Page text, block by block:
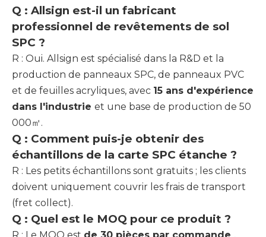
Q : Allsign est-il un fabricant
professionnel de revêtements de sol
SPC ?
R : Oui. Allsign est spécialisé dans la R&D et la
production de panneaux SPC, de panneaux PVC
et de feuilles acryliques, avec 15 ans d'expérience
dans l'industrie et une base de production de 50
000㎡.
Q : Comment puis-je obtenir des
échantillons de la carte SPC étanche ?
R : Les petits échantillons sont gratuits ; les clients
doivent uniquement couvrir les frais de transport
(fret collect).
Q : Quel est le MOQ pour ce produit ?